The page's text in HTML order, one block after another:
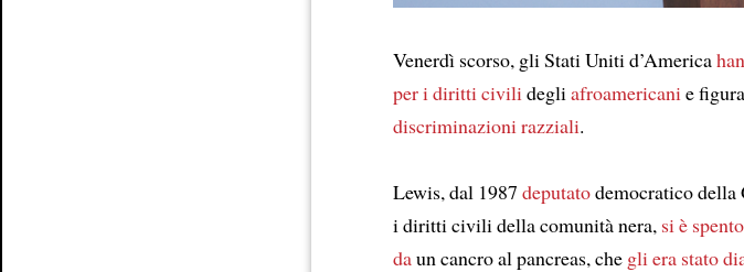
Venerdì scorso, gli Stati Uniti d’America
per i diritti civili degli afroamericani e
discriminazioni razziali.
Lewis, dal 1987 deputatodemocratico della
i diritti civili della comunità nera, si è spento
daun cancro al pancreas, che gli era stato